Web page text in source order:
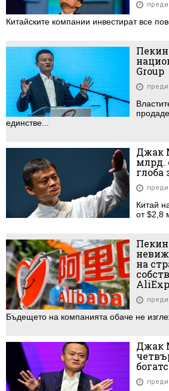
преди
Китайските компании инвестират все
Group
преди
единстве...
Джак
млрд.
глоба
преди
Китай
от $2,8
на
преди
Бъдещето на компанията обаче не
Джак
преди